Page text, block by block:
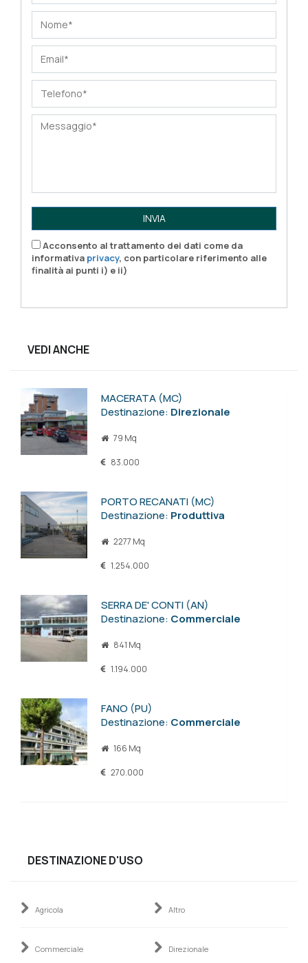
INVIA
Acconsento al trattamento dei dati come da
informativa privacy, con particolare riferimento alle
finalità ai punti i) e ii)
VEDI ANCHE
MACERATA (MC)
Destinazione: Direzionale
79 Mq
83.000
PORTO RECANATI (MC)
Destinazione: Produttiva
2277 Mq
1.254.000
SERRA DE' CONTI (AN)
Destinazione: Commerciale
841 Mq
1.194.000
FANO (PU)
Destinazione: Commerciale
166 Mq
270.000
DESTINAZIONE D'USO
Agricola Altro
Commerciale Direzionale